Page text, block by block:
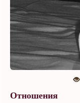
Отношения